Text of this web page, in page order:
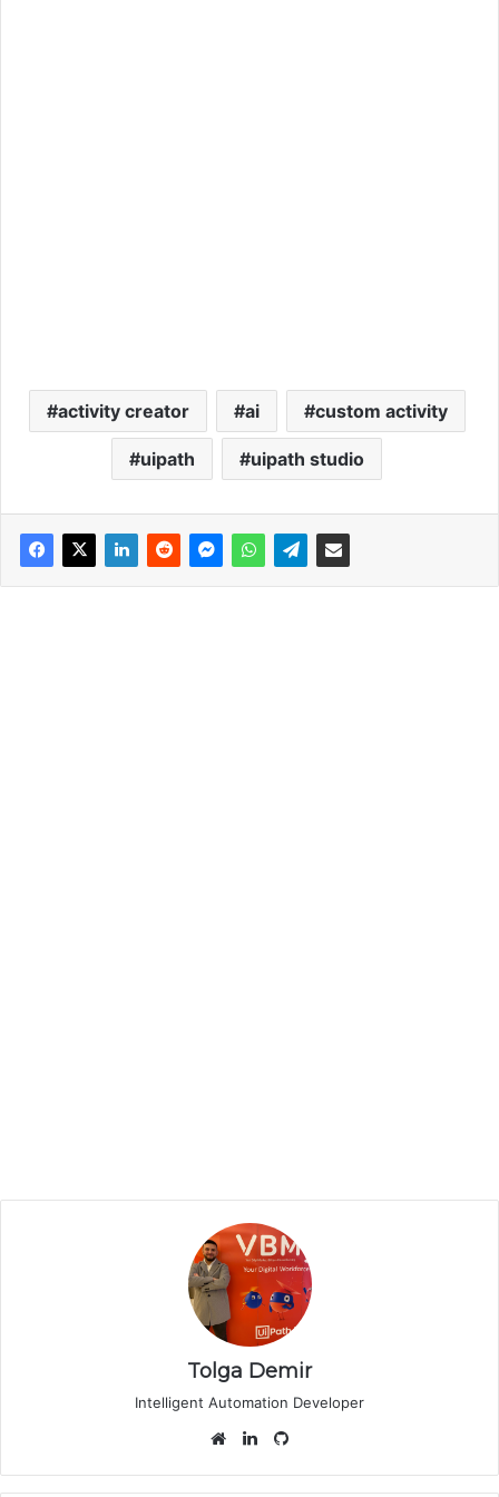
activity creator ai custom activity
uipath uipath studio
Tolga Demir
Intelligent Automation Developer
Web
LinkedIn